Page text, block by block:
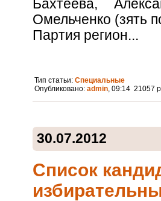
Бахтеева,
Омельченко (зять
Партия регион...
Тип статьи: Специальные
Опубликовано: admin, 09:14 21057
30.07.2012
Список